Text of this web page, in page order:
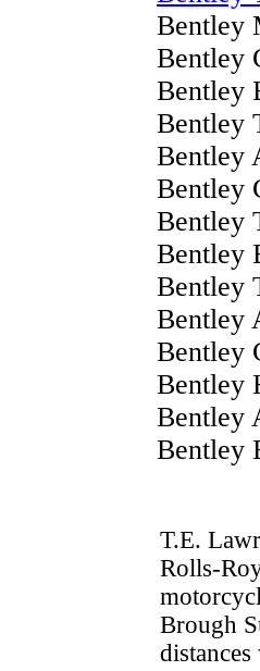
Bentley
Bentley
Bentley
Bentley
Bentley
Bentley
Bentley
Bentley
Bentley
Bentley
Bentley
Bentley
Bentley
Bentley
T.E.
Rolls-
Brough